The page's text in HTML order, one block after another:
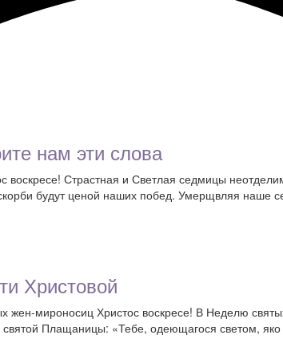
нам эти слова
Страстная и Светлая седмицы
будут ценой наших побед. Умерщвляя наше
Христовой
жен-мироносиц Христос воскресе! В Неделю
Плащаницы: «Тебе, одеющагося светом,